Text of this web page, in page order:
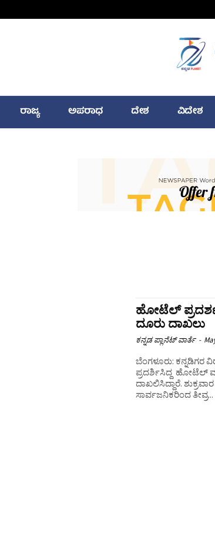
ರಾಜ್ಯ ಅಪರಾಧ ದೇಶ ವಿದೇಶ
ಹೋಟೆಲ್‌
ದೂರು ದಾಖಲು
ಕನ್ನಡ ಪ್ಲಾನೆಟ್ ವಾರ್ತೆ -
ಬೆಂಗಳೂರು: ಕನ್ನಡಿಗರ
ಪ್ರದರ್ಶಿಸಿದ್ದ ಹೋಟೆಲ್
ದಾಖಲಿಸಿದ್ದಾರೆ.
ಸಾರ್ವಜನಿಕರಿಂದ ತೀವ್ರ...